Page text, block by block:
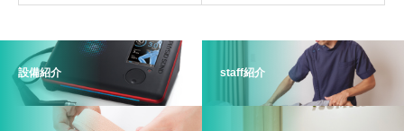
設備紹介 staff紹介